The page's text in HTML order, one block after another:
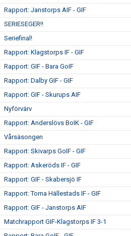
Rapport: Janstorps AIF - GIF
SERIESEGER!!
Seriefinal!
Rapport: Klagstorps IF - GIF
Rapport: GIF - Bara GoIF
Rapport: Dalby GIF - GIF
Rapport: GIF - Skurups AIF
Nyförvärv
Rapport: Anderslövs BoIK - GIF
Vårsäsongen
Rapport: Skivarps GoIF - GIF
Rapport: Askeröds IF - GIF
Rapport: GIF - Skabersjö IF
Rapport: Torna Hällestads IF - GIF
Rapport: GIF - Janstorps AIF
Matchrapport GIF-Klagstorps IF 3-1